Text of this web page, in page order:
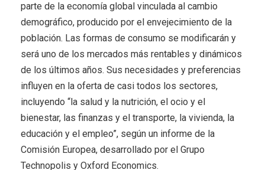
parte de la economía global vinculada al cambio
demográfico, producido por el envejecimiento de la
población. Las formas de consumo se modificarán y
será uno de los mercados más rentables y dinámicos
de los últimos años. Sus necesidades y preferencias
influyen en la oferta de casi todos los sectores,
incluyendo “la salud y la nutrición, el ocio y el
bienestar, las finanzas y el transporte, la vivienda, la
educación y el empleo”, según un informe de la
Comisión Europea, desarrollado por el Grupo
Technopolis y Oxford Economics.